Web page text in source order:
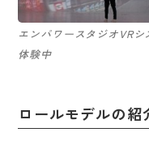
エンパワースタジオVRシ
体験中
ロールモデルの紹